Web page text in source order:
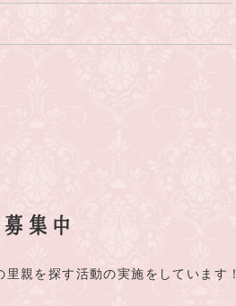
集中
親を探す活動の実施をしています！